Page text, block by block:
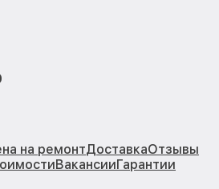
на ремонтДоставкаОтзывы
ВакансииГарантии